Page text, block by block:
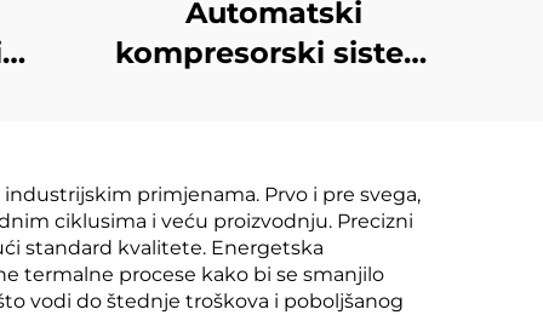
Automatski
kompresorski sistem
za razmjenu hladnje i
topline za obradu
otpadne vode
primjenama. Prvo i pre svega,
ciklusima i veću proizvodnju. Precizni
standard kvalitete. Energetska
termalne procese kako bi se smanjilo
vodi do štednje troškova i poboljšanog